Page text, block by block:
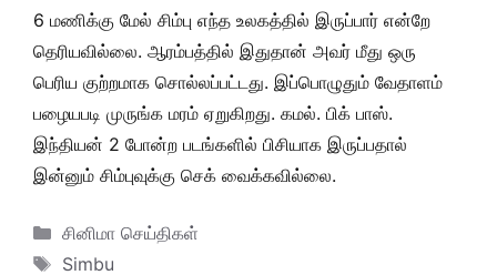
6 மணிக்கு மேல் சிம்பு எந்த உலகத்தில் இருப்பார் என்றே
தெரியவில்லை. ஆரம்பத்தில் இதுதான் அவர் மீது ஒரு
பெரிய குற்றமாக சொல்லப்பட்டது. இப்பொழுதும் வேதாளம்
பழையபடி முருங்க மரம் ஏறுகிறது. கமல். பிக் பாஸ்.
இந்தியன் 2 போன்ற படங்களில் பிசியாக இருப்பதால்
இன்னும் சிம்புவுக்கு செக் வைக்கவில்லை.
Categories
சினிமா செய்திகள்
Tags
Simbu